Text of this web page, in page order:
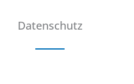
Datenschutz